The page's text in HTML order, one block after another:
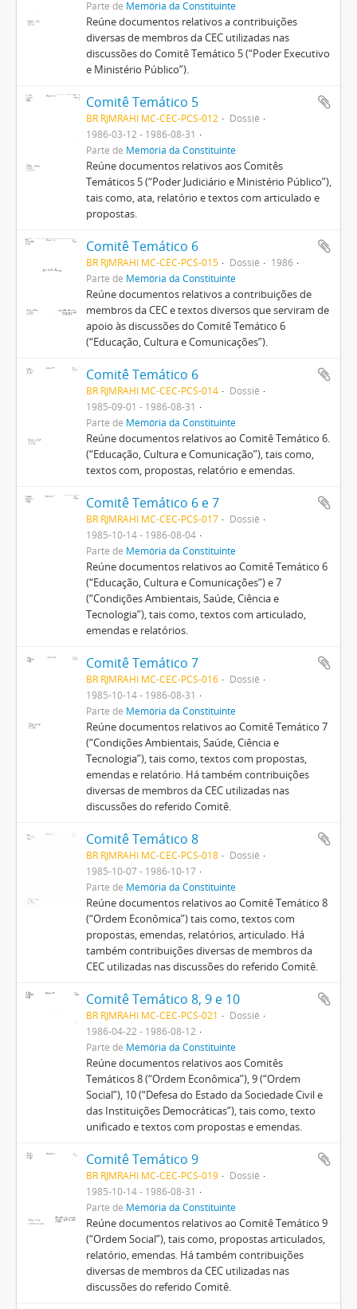
Parte de Memória da Constituinte
Reúne documentos relativos a contribuições
diversas de membros da CEC utilizadas nas
discussões do Comitê Temático 5 (“Poder Executivo
e Ministério Público”).
Comitê Temático 5
BR RJMRAHI MC-CEC-PCS-012
Dossiê
1986-03-12 - 1986-08-31
Parte de Memória da Constituinte
Reúne documentos relativos aos Comitês
Temáticos 5 (“Poder Judiciário e Ministério Público”),
tais como, ata, relatório e textos com articulado e
propostas.
Comitê Temático 6
BR RJMRAHI MC-CEC-PCS-015 Dossiê
1986
Parte de Memória da Constituinte
Reúne documentos relativos a contribuições de
membros da CEC e textos diversos que serviram de
apoio às discussões do Comitê Temático 6
(“Educação, Cultura e Comunicações”).
Comitê Temático 6
BR RJMRAHI MC-CEC-PCS-014
Dossiê
1985-09-01 - 1986-08-31
Parte de Memória da Constituinte
Reúne documentos relativos ao Comitê Temático 6.
(“Educação, Cultura e Comunicação”), tais como,
textos com, propostas, relatório e emendas.
Comitê Temático 6 e 7
BR RJMRAHI MC-CEC-PCS-017
Dossiê
1985-10-14 - 1986-08-04
Parte de Memória da Constituinte
Reúne documentos relativos ao Comitê Temático 6
(“Educação, Cultura e Comunicações”) e 7
(“Condições Ambientais, Saúde, Ciência e
Tecnologia”), tais como, textos com articulado,
emendas e relatórios.
Comitê Temático 7
BR RJMRAHI MC-CEC-PCS-016
Dossiê
1985-10-14 - 1986-08-31
Parte de Memória da Constituinte
Reúne documentos relativos ao Comitê Temático 7
(“Condições Ambientais, Saúde, Ciência e
Tecnologia”), tais como, textos com propostas,
emendas e relatório. Há também contribuições
diversas de membros da CEC utilizadas nas
discussões do referido Comitê.
Comitê Temático 8
BR RJMRAHI MC-CEC-PCS-018
Dossiê
1985-10-07 - 1986-10-17
Parte de Memória da Constituinte
Reúne documentos relativos ao Comitê Temático 8
(“Ordem Econômica”) tais como, textos com
propostas, emendas, relatórios, articulado. Há
também contribuições diversas de membros da
CEC utilizadas nas discussões do referido Comitê.
Comitê Temático 8, 9 e 10
BR RJMRAHI MC-CEC-PCS-021
Dossiê
1986-04-22 - 1986-08-12
Parte de Memória da Constituinte
Reúne documentos relativos aos Comitês
Temáticos 8 (“Ordem Econômica”), 9 (“Ordem
Social”), 10 (“Defesa do Estado da Sociedade Civil e
das Instituições Democráticas”), tais como, texto
unificado e textos com propostas e emendas.
Comitê Temático 9
BR RJMRAHI MC-CEC-PCS-019
Dossiê
1985-10-14 - 1986-08-31
Parte de Memória da Constituinte
Reúne documentos relativos ao Comitê Temático 9
(“Ordem Social”), tais como, propostas articulados,
relatório, emendas. Há também contribuições
diversas de membros da CEC utilizadas nas
discussões do referido Comitê.